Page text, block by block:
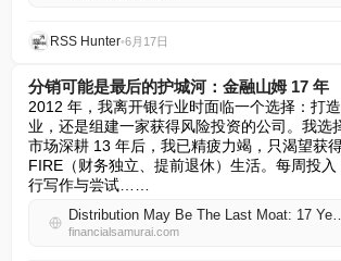
RSS Hunter•6月17日
分销可能是最后的护城河：金融山姆 17 年
2012 年，我离开银行业时面临一个选择：打
业，还是组建一家获得风险投资的公司。我选
市场深耕 13 年后，我已精疲力竭，只渴望获
FIRE（财务独立、提前退休）生活。每周投
行写作与尝试……
Distribution May Be The Last
financialsamurai.com